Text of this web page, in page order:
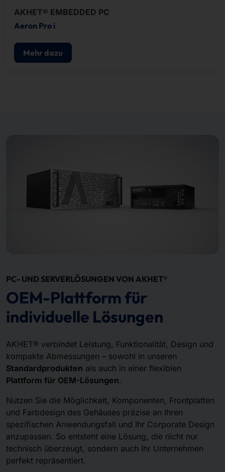
AKHET® EMBEDDED PC
Aeron Pro i
Mehr dazu
PC- UND SERVERLÖSUNGEN VON AKHET®
OEM-Plattform für
individuelle Lösungen
AKHET® verbindet Leistung, Funktionalität, Design und
kompakte Abmessungen – sowohl in unseren
Standardprodukten als auch in einer flexiblen
Plattform für OEM-Lösungen.
Nutzen Sie die Möglichkeit, Komponenten, Frontplatten
und Farbdesign des Gehäuses präzise an Ihren
spezifischen Anwendungsfall und Ihr Corporate Design
anzupassen. So entsteht eine Lösung, die nicht nur
technisch überzeugt, sondern auch Ihr Unternehmen
perfekt repräsentiert.